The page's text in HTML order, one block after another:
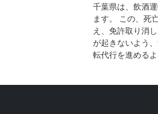
千葉県は、飲酒
ます。 この、死
え、免許取り消
が起きないよう
転代行を進めるよ